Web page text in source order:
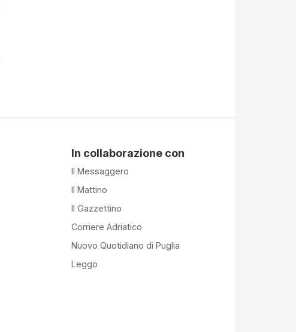
In collaborazione con
Il Messaggero
Il Mattino
Il Gazzettino
Corriere Adriatico
Nuovo Quotidiano di Puglia
Leggo